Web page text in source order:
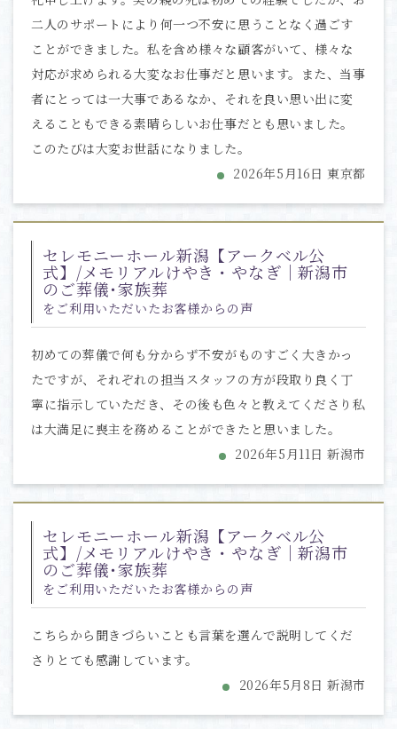
二人のサポートにより何一つ不安に思うことなく過ごす
ことができました。私を含め様々な顧客がいて、様々な
対応が求められる大変なお仕事だと思います。また、当事
者にとっては一大事であるなか、それを良い思い出に変
えることもできる素晴らしいお仕事だとも思いました。
このたびは大変お世話になりました。
2026年5月16日 東京都
セレモニーホール新潟【アークベル公
式】/メモリアルけやき・やなぎ｜新潟市
のご葬儀･家族葬
をご利用いただいたお客様からの声
初めての葬儀で何も分からず不安がものすごく大きかっ
たですが、それぞれの担当スタッフの方が段取り良く丁
寧に指示していただき、その後も色々と教えてくださり私
は大満足に喪主を務めることができたと思いました。
2026年5月11日 新潟市
セレモニーホール新潟【アークベル公
式】/メモリアルけやき・やなぎ｜新潟市
のご葬儀･家族葬
をご利用いただいたお客様からの声
こちらから聞きづらいことも言葉を選んで説明してくだ
さりとても感謝しています。
2026年5月8日 新潟市